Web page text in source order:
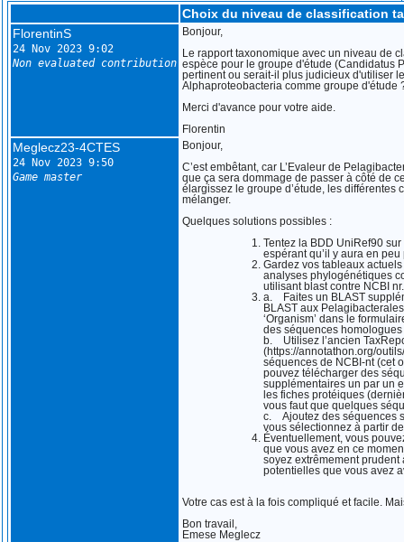
Choix du niveau de classification
FlorentinS
24 Nov 2023 9:02
Non evaluated contribution
Bonjour,
Le rapport taxonomique avec un niveau de
espèce pour le groupe d'étude (Candidatus
pertinent ou serait-il plus judicieux d'utiliser
Alphaproteobacteria comme groupe d'étude
Merci d'avance pour votre aide.
Florentin
Meglecz23-4CTES
24 Nov 2023 9:50
Game master
Bonjour,
C’est embêtant, car L’Evaleur de
que ça sera dommage de passer à côté de
élargissez le groupe d’étude, les différentes
mélanger.
Quelques solutions possibles :
Tentez la BDD UniRef90
espérant qu’il y aura en
Gardez vos tableaux
analyses phylogénétiques
utilisant blast contre NCBI
a. Faites un BLAST
BLAST aux
‘Organism’ dans le
des séquences
b. Utilisez l’ancien
(https://annotathon.org/
séquences de NCBI-nt (cet
pouvez télécharger des
supplémentaires un par un
les fiches protéiques
vous faut que quelques
c. Ajoutez des séquences
vous sélectionnez à partir
Éventuellement, vous
que vous avez en ce
soyez extrêmement prudent
potentielles que vous avez
Votre cas est à la fois compliqué et facile.
Bon travail,
Emese Meglecz